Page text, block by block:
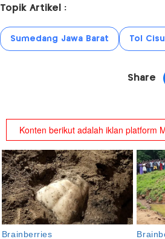
Topik Artikel :
Sumedang Jawa Barat Tol
Share